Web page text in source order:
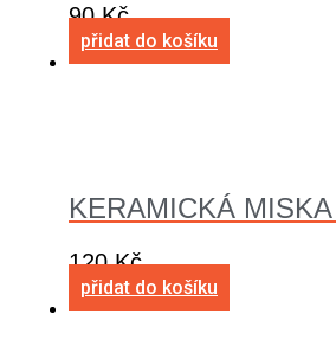
90Kč
přidat do košíku
KERAMICKÁ
120Kč
přidat do košíku